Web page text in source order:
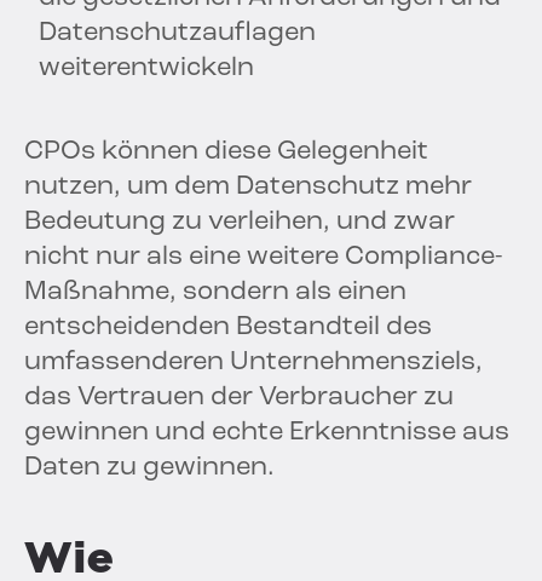
Datenschutzauflagen
weiterentwickeln
CPOs können diese Gelegenheit
nutzen, um dem Datenschutz mehr
Bedeutung zu verleihen, und zwar
nicht nur als eine weitere Compliance-
Maßnahme, sondern als einen
entscheidenden Bestandteil des
umfassenderen Unternehmensziels,
das Vertrauen der Verbraucher zu
gewinnen und echte Erkenntnisse aus
Daten zu gewinnen.
Wie